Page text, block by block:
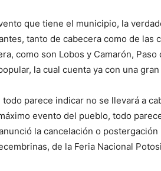
que tiene el municipio, la
tanto de cabecera como de las
como son Lobos y Camarón,
la cual cuenta ya con una
parece indicar no se llevará a
evento del pueblo, todo
la cancelación o
de la Feria Nacional